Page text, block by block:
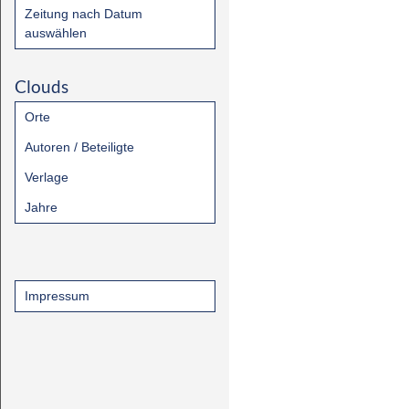
Zeitung nach Datum
auswählen
Clouds
Orte
Autoren / Beteiligte
Verlage
Jahre
Impressum